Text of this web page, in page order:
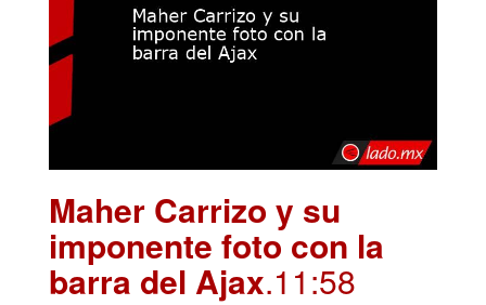
Maher Carrizo y su
imponente foto con la
barra del Ajax.11:58